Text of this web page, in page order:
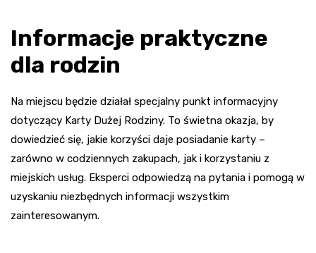
Informacje praktyczne
dla rodzin
Na miejscu będzie działał specjalny punkt informacyjny
dotyczący Karty Dużej Rodziny. To świetna okazja, by
dowiedzieć się, jakie korzyści daje posiadanie karty –
zarówno w codziennych zakupach, jak i korzystaniu z
miejskich usług. Eksperci odpowiedzą na pytania i pomogą w
uzyskaniu niezbędnych informacji wszystkim
zainteresowanym.